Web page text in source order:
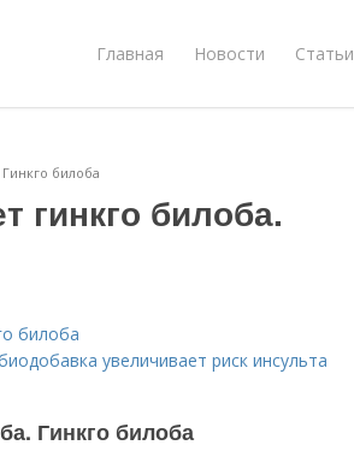
Главная Новости Статьи
билоба
гинкго билоба.
билоба
увеличивает риск инсульта
Гинкго билоба